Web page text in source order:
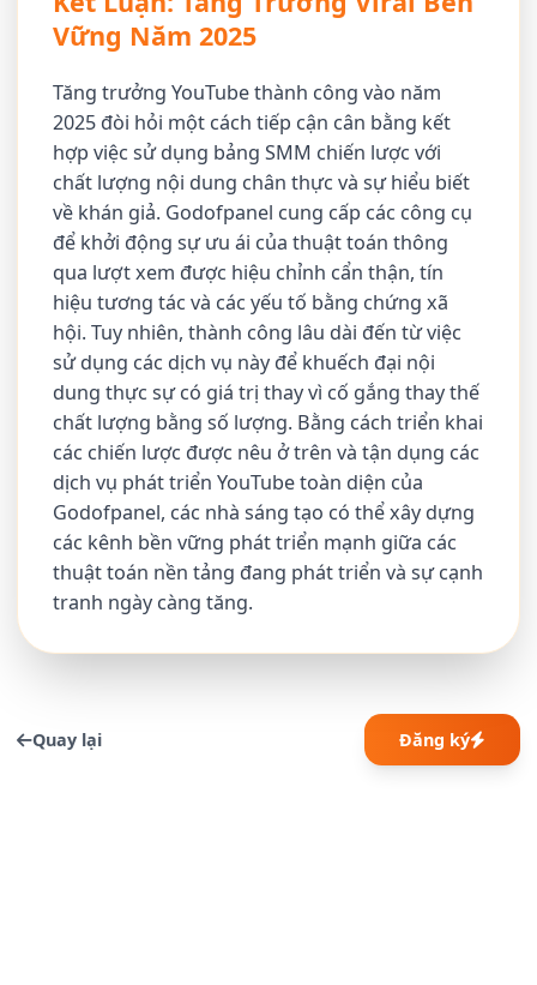
Vững Năm 2025
Tăng trưởng YouTube thành công vào năm
2025 đòi hỏi một cách tiếp cận cân bằng kết
hợp việc sử dụng bảng SMM chiến lược với
chất lượng nội dung chân thực và sự hiểu biết
về khán giả. Godofpanel cung cấp các công cụ
để khởi động sự ưu ái của thuật toán thông
qua lượt xem được hiệu chỉnh cẩn thận, tín
hiệu tương tác và các yếu tố bằng chứng xã
hội. Tuy nhiên, thành công lâu dài đến từ việc
sử dụng các dịch vụ này để khuếch đại nội
dung thực sự có giá trị thay vì cố gắng thay thế
chất lượng bằng số lượng. Bằng cách triển khai
các chiến lược được nêu ở trên và tận dụng các
dịch vụ phát triển YouTube toàn diện của
Godofpanel, các nhà sáng tạo có thể xây dựng
các kênh bền vững phát triển mạnh giữa các
thuật toán nền tảng đang phát triển và sự cạnh
tranh ngày càng tăng.
Quay lại Đăng ký